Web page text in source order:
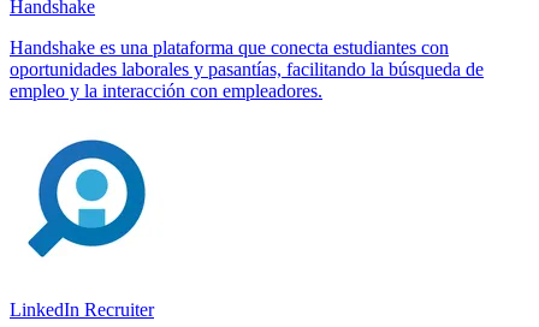
Handshake
Handshake es una plataforma que conecta estudiantes con
oportunidades laborales y pasantías, facilitando la búsqueda de
empleo y la interacción con empleadores.
LinkedIn Recruiter